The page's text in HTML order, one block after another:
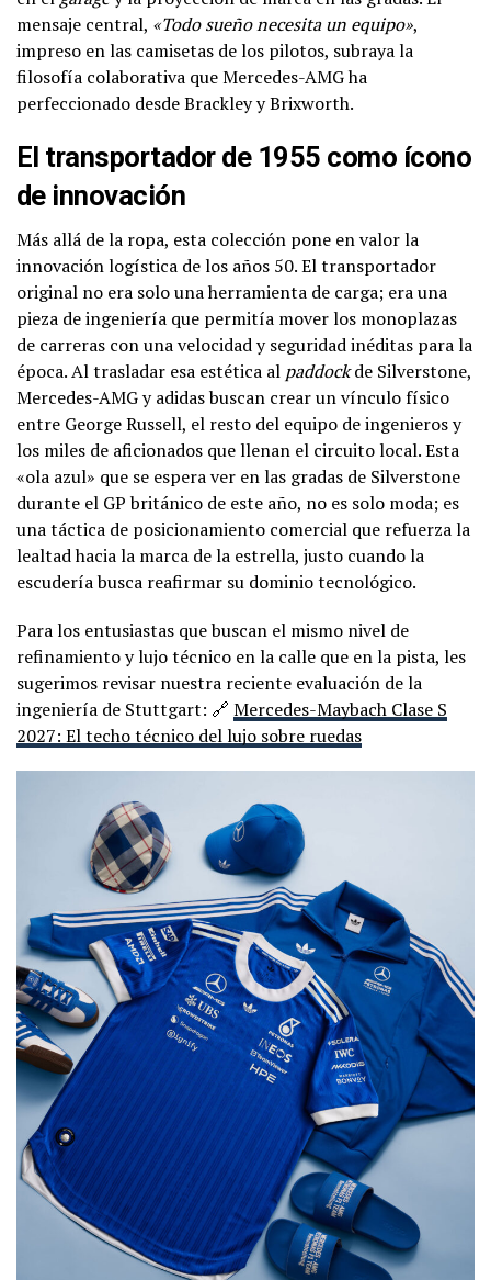
mensaje central, «Todo sueño necesita un equipo»,
impreso en las camisetas de los pilotos, subraya la
filosofía colaborativa que Mercedes-AMG ha
perfeccionado desde Brackley y Brixworth.
El transportador de 1955 como ícono
de innovación
Más allá de la ropa, esta colección pone en valor la
innovación logística de los años 50. El transportador
original no era solo una herramienta de carga; era una
pieza de ingeniería que permitía mover los monoplazas
de carreras con una velocidad y seguridad inéditas para la
época. Al trasladar esa estética al paddockde Silverstone,
Mercedes-AMG y adidas buscan crear un vínculo físico
entre George Russell, el resto del equipo de ingenieros y
los miles de aficionados que llenan el circuito local. Esta
«ola azul» que se espera ver en las gradas de Silverstone
durante el GP británico de este año, no es solo moda; es
una táctica de posicionamiento comercial que refuerza la
lealtad hacia la marca de la estrella, justo cuando la
escudería busca reafirmar su dominio tecnológico.
Para los entusiastas que buscan el mismo nivel de
refinamiento y lujo técnico en la calle que en la pista, les
sugerimos revisar nuestra reciente evaluación de la
ingeniería de Stuttgart: 🔗 Mercedes-Maybach Clase S
2027: El techo técnico del lujo sobre ruedas